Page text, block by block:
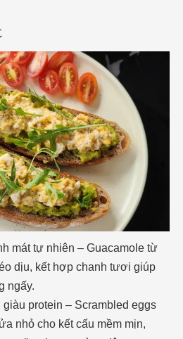
mát tự nhiên – Guacamole từ
dịu, kết hợp chanh tươi giúp
ngấy.
giàu protein – Scrambled eggs
nhỏ cho kết cấu mềm mịn,